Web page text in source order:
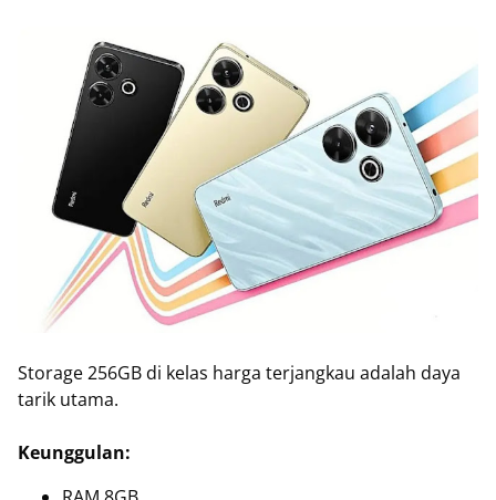
Storage 256GB di kelas harga terjangkau adalah daya
tarik utama.
Keunggulan: